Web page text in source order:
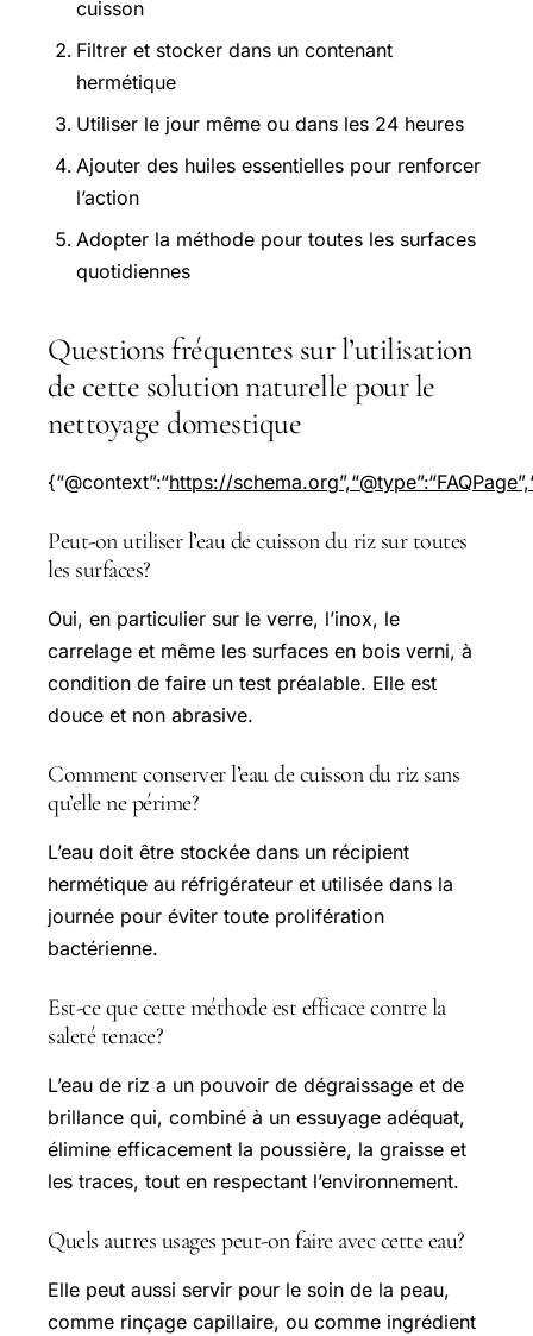
cuisson
Filtrer et stocker dans un contenant
hermétique
Utiliser le jour même ou dans les 24 heures
Ajouter des huiles essentielles pour renforcer
l’action
Adopter la méthode pour toutes les surfaces
quotidiennes
Questions fréquentes sur l’utilisation
de cette solution naturelle pour le
nettoyage domestique
{“@context”:“https://
Peut-on utiliser l’eau de cuisson du riz sur toutes
les surfaces?
Oui, en particulier sur le verre, l’inox, le
carrelage et même les surfaces en bois verni, à
condition de faire un test préalable. Elle est
douce et non abrasive.
Comment conserver l’eau de cuisson du riz sans
qu’elle ne périme?
L’eau doit être stockée dans un récipient
hermétique au réfrigérateur et utilisée dans la
journée pour éviter toute prolifération
bactérienne.
Est-ce que cette méthode est efficace contre la
saleté tenace?
L’eau de riz a un pouvoir de dégraissage et de
brillance qui, combiné à un essuyage adéquat,
élimine efficacement la poussière, la graisse et
les traces, tout en respectant l’environnement.
Quels autres usages peut-on faire avec cette eau?
Elle peut aussi servir pour le soin de la peau,
comme rinçage capillaire, ou comme ingrédient